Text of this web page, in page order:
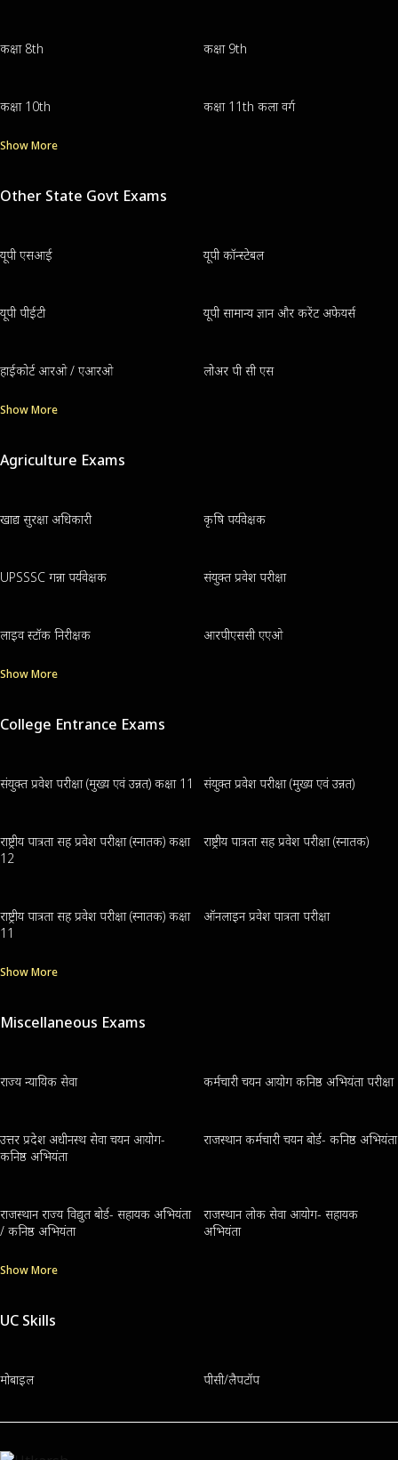
कक्षा 8th कक्षा 9th
कक्षा 10th कक्षा 11th कला वर्ग
Show More
Other State Govt Exams
यूपी एसआई यूपी कॉन्स्टेबल
यूपी पीईटी यूपी सामान्य ज्ञान और करेंट अफेयर्स
हाईकोर्ट आरओ / एआरओ लोअर पी सी एस
Show More
Agriculture Exams
खाद्य सुरक्षा अधिकारी कृषि पर्यवेक्षक
UPSSSC गन्ना पर्यवेक्षक संयुक्त प्रवेश परीक्षा
लाइव स्टॉक निरीक्षक आरपीएससी एएओ
Show More
College Entrance Exams
संयुक्त प्रवेश परीक्षा (मुख्य एवं उन्नत) कक्षा 11 संयुक्त प्रवेश परीक्षा (मुख्य एवं उन्नत)
राष्ट्रीय पात्रता सह प्रवेश परीक्षा (स्नातक) कक्षा
12
राष्ट्रीय पात्रता सह प्रवेश परीक्षा (स्नातक)
राष्ट्रीय पात्रता सह प्रवेश परीक्षा (स्नातक) कक्षा
11
ऑनलाइन प्रवेश पात्रता परीक्षा
Show More
Miscellaneous Exams
राज्य न्यायिक सेवा कर्मचारी चयन आयोग कनिष्ठ अभियंता परीक्षा
उत्तर प्रदेश अधीनस्थ सेवा चयन आयोग-
कनिष्ठ अभियंता
राजस्थान कर्मचारी चयन बोर्ड- कनिष्ठ अभियंता
राजस्थान राज्य विद्युत बोर्ड- सहायक अभियंता
/ कनिष्ठ अभियंता
राजस्थान लोक सेवा आयोग- सहायक
अभियंता
Show More
UC Skills
मोबाइल पीसी/लैपटॉप